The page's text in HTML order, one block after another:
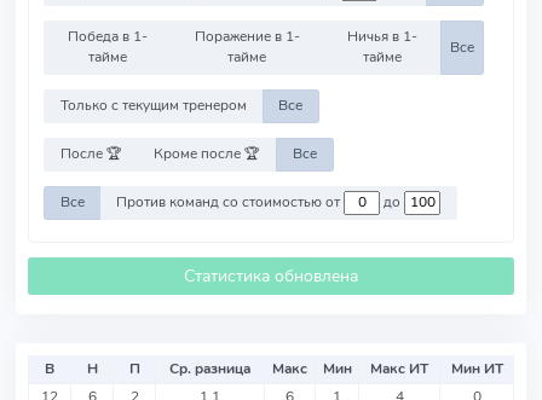
Победа в 1-
тайме
Поражение в 1-
тайме
Ничья в 1-
тайме
Все
Только с текущим тренером Все
После 🏆 Кроме после 🏆 Все
Все Против команд со стоимостью от до
Статистика обновлена
В Н П Ср. разница Макс Мин Макс ИТ
Мин ИТ